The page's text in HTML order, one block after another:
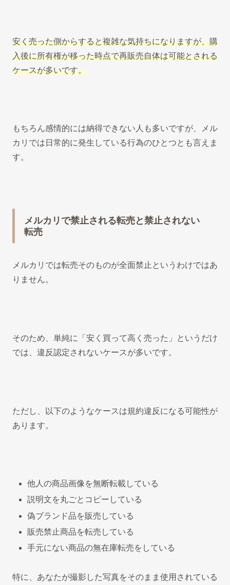
安く売った側からすると複雑な気持ちになりますが、購
入後に所有権が移った時点で再販売自体は可能とされる
ケースが多いです。
もちろん感情的には納得できない人も多いですが、メル
カリでは日常的に発生している行為のひとつとも言えま
す。
メルカリで禁止される転売と禁止されない
転売
メルカリでは転売そのものが全面禁止というわけではあ
りません。
そのため、単純に「安く買って高く売った」というだけ
では、違反認定されないケースが多いです。
ただし、以下のようなケースは規約違反になる可能性が
あります。
他人の商品画像を無断転載している
説明文を丸ごとコピーしている
偽ブランド品を販売している
販売禁止商品を転売している
手元にない商品の無在庫転売をしている
特に、あなたが撮影した写真をそのまま使用されている